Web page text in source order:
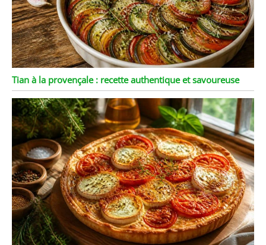
Tian à la provençale : recette authentique et savoureuse